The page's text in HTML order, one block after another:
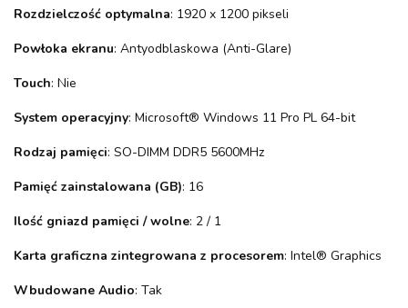
Rozdzielczość optymalna: 1920 x 1200 pikseli
Powłoka ekranu: Antyodblaskowa (Anti-Glare)
Touch: Nie
System operacyjny: Microsoft® Windows 11 Pro PL 64-bit
Rodzaj pamięci: SO-DIMM DDR5 5600MHz
Pamięć zainstalowana (GB): 16
Ilość gniazd pamięci / wolne: 2 / 1
Karta graficzna zintegrowana z procesorem: Intel® Graphics
Wbudowane Audio: Tak